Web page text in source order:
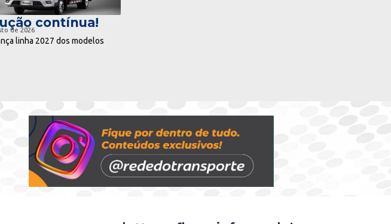
contínua!
de 2026
linha 2027 dos modelos